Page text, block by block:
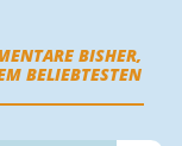
BISHER,
BELIEBTESTEN